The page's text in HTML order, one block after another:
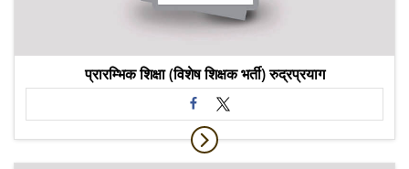
प्रारम्भिक शिक्षा (विशेष शिक्षक भर्ती) रुद्रप्रयाग